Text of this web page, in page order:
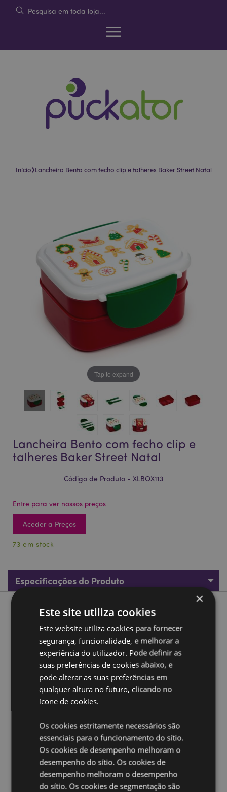
Início›Lancheira Bento com fecho clip e talheres Baker Street Natal
imagens
imagens
Tap to expand
Lancheira Bento com fecho clip e
talheres Baker Street Natal
Código de Produto - XLBOX113
Entre para ver nossos preços
Aceder a Preços
73 em stock
Especificações do Produto
Descrição do Produto
Lancheira Bento com fecho clip e talheres Baker Street
Material:Polipropileno
Apto para Comida:Sim
Apto para Microondas:Não
Apto para Máquina de lavar loiça:
Sem BPA:Sim
Volume:TBC
Ampliar informação:
Quer saber mais acerca de comprar na Puckator?
a nossaGuia de informação para o cliente.
×
Este site utiliza cookies
Este website utiliza cookies para fornecer
segurança, funcionalidade, e melhorar a
experiência do utilizador. Pode definir as
suas preferências de cookies abaixo, e
pode alterar as suas preferências em
qualquer altura no futuro, clicando no
ícone de cookies.
Os cookies estritamente necessários são
essenciais para o funcionamento do sítio.
Os cookies de desempenho melhoram o
desempenho do sítio. Os cookies de
desempenho melhoram o desempenho
do sítio. Os cookies de segmentação são